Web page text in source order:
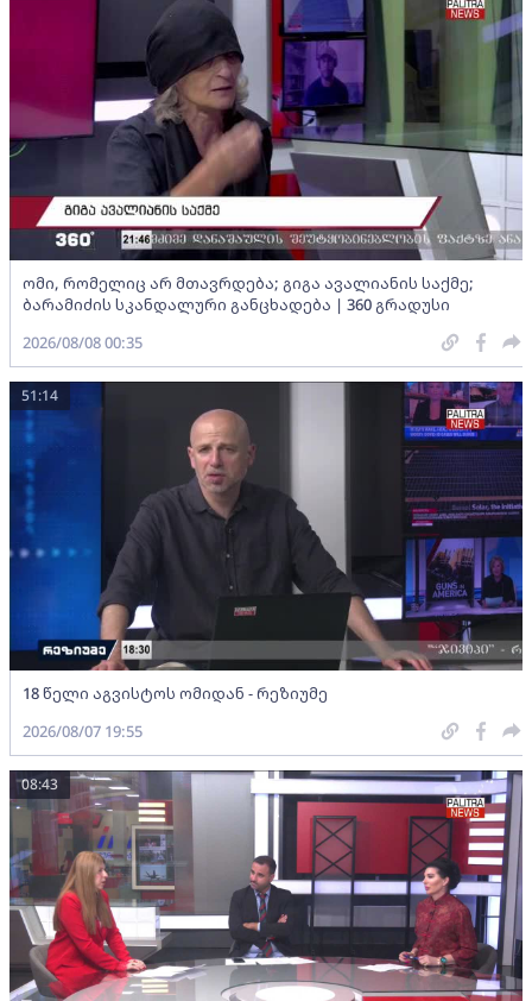
ომი, რომელიც არ მთავრდება; გიგა ავალიანის საქმე;
ბარამიძის სკანდალური განცხადება | 360 გრადუსი
2026/08/08 00:35
18 წელი აგვისტოს ომიდან - რეზიუმე
51:14
2026/08/07 19:55
08:43